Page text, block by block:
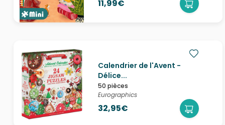
11,99€
Calendrier de l'Avent -
Délice...
50 pièces
Eurographics
32,95€